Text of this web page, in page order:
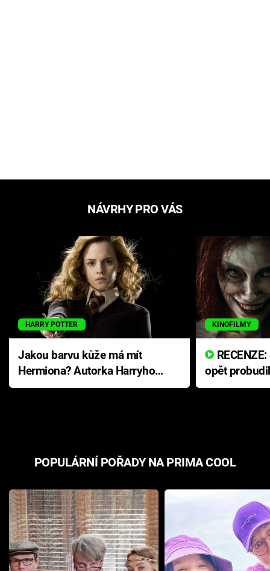
NÁVRHY PRO VÁS
HARRY POTTER
Jakou barvu kůže má mít
Hermiona? Autorka Harryho
Pottera přišla s ráznou
KINOFILMY
opět
přichází s
POPULÁRNÍ POŘADY NA PRIMA COOL